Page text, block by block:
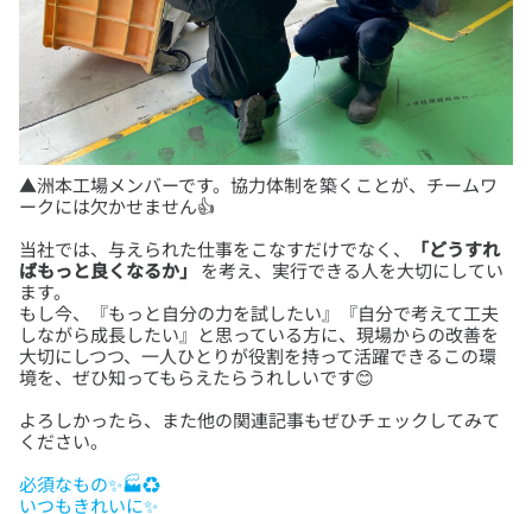
▲洲本工場メンバーです。協力体制を築くことが、チームワ
当社では、与えられた仕事をこなすだけでなく、
「どうすれ
ばもっと良くなるか」
を考え、実行できる人を大切にしてい
ます。
もし今、『もっと自分の力を試したい』『自分で考えて工夫
しながら成長したい』と思っている方に、現場からの改善を
大切にしつつ、一人ひとりが役割を持って活躍できるこの環
よろしかったら、また他の関連記事もぜひチェックしてみて
必須なもの✨🏭♻
いつもきれいに✨